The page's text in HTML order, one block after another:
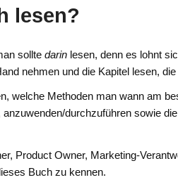
lesen?
solltedarin lesen, denn es lohnt
nehmen und die Kapitel lesen,
welche Methoden man wann am
durchzuführen sowie
Product Owner, Marketing-
Buch zu kennen.